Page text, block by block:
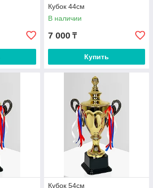
Кубок 44см
В наличии
7 000 ₸
Купить
Кубок 54см